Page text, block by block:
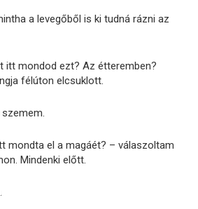
a levegőből is ki tudná rázni az
itt mondod ezt? Az étteremben?
félúton elcsuklott.
mondta el a magáét? – válaszoltam
Mindenki előtt.